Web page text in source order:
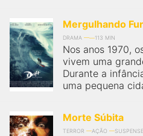
Mergulhando
DRAMA 113 MIN
Nos anos 1970,
vivem uma
Durante a
uma pequena
Morte Súbita
TERROR AÇÃO SUSPENSE